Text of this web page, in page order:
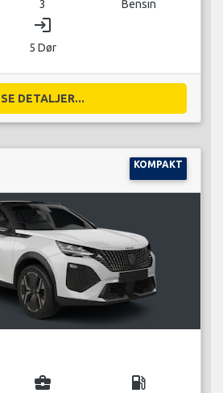
3 Bensin
login
5 Dør
SE DETALJER...
KOMPAKT
business_center local_gas_station